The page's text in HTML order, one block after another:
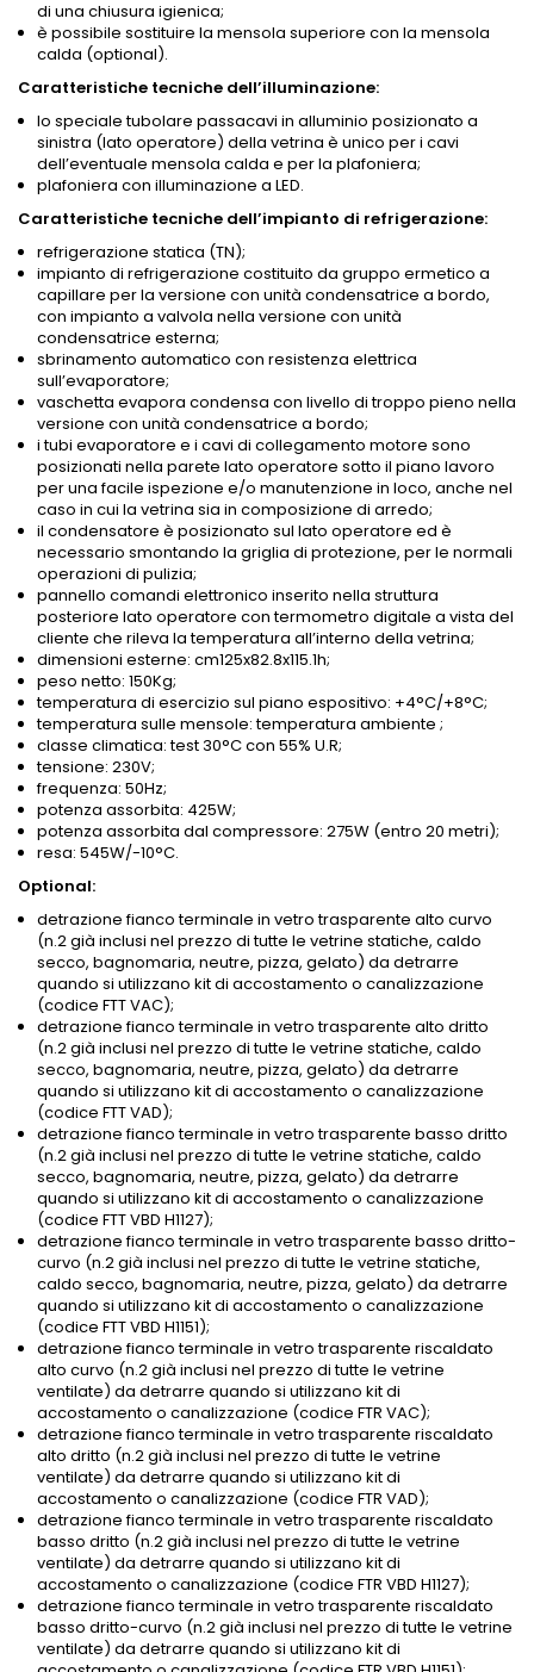
di una chiusura igienica;
è possibile sostituire la mensola superiore con la mensola
calda (optional).
Caratteristiche tecniche dell’illuminazione:
lo speciale tubolare passacavi in alluminio posizionato a
sinistra (lato operatore) della vetrina è unico per i cavi
dell’eventuale mensola calda e per la plafoniera;
plafoniera con illuminazione a LED.
Caratteristiche tecniche dell’impianto di refrigerazione:
refrigerazione statica (TN);
impianto di refrigerazione costituito da gruppo ermetico a
capillare per la versione con unità condensatrice a bordo,
con impianto a valvola nella versione con unità
condensatrice esterna;
sbrinamento automatico con resistenza elettrica
sull’evaporatore;
vaschetta evapora condensa con livello di troppo pieno nella
versione con unità condensatrice a bordo;
i tubi evaporatore e i cavi di collegamento motore sono
posizionati nella parete lato operatore sotto il piano lavoro
per una facile ispezione e/o manutenzione in loco, anche nel
caso in cui la vetrina sia in composizione di arredo;
il condensatore è posizionato sul lato operatore ed è
necessario smontando la griglia di protezione, per le normali
operazioni di pulizia;
pannello comandi elettronico inserito nella struttura
posteriore lato operatore con termometro digitale a vista del
cliente che rileva la temperatura all’interno della vetrina;
dimensioni esterne: cm125x82.8x115.1h;
peso netto: 150Kg;
temperatura di esercizio sul piano espositivo: +4°C/+8°C;
temperatura sulle mensole: temperatura ambiente ;
classe climatica: test 30°C con 55% U.R;
tensione: 230V;
frequenza: 50Hz;
potenza assorbita: 425W;
potenza assorbita dal compressore: 275W (entro 20 metri);
resa: 545W/-10°C.
Optional:
detrazione fianco terminale in vetro trasparente alto curvo
(n.2 già inclusi nel prezzo di tutte le vetrine statiche, caldo
secco, bagnomaria, neutre, pizza, gelato) da detrarre
quando si utilizzano kit di accostamento o canalizzazione
(codice FTT VAC);
detrazione fianco terminale in vetro trasparente alto dritto
(n.2 già inclusi nel prezzo di tutte le vetrine statiche, caldo
secco, bagnomaria, neutre, pizza, gelato) da detrarre
quando si utilizzano kit di accostamento o canalizzazione
(codice FTT VAD);
detrazione fianco terminale in vetro trasparente basso dritto
(n.2 già inclusi nel prezzo di tutte le vetrine statiche, caldo
secco, bagnomaria, neutre, pizza, gelato) da detrarre
quando si utilizzano kit di accostamento o canalizzazione
(codice FTT VBD H1127);
detrazione fianco terminale in vetro trasparente basso dritto-
curvo (n.2 già inclusi nel prezzo di tutte le vetrine statiche,
caldo secco, bagnomaria, neutre, pizza, gelato) da detrarre
quando si utilizzano kit di accostamento o canalizzazione
(codice FTT VBD H1151);
detrazione fianco terminale in vetro trasparente riscaldato
alto curvo (n.2 già inclusi nel prezzo di tutte le vetrine
ventilate) da detrarre quando si utilizzano kit di
accostamento o canalizzazione (codice FTR VAC);
detrazione fianco terminale in vetro trasparente riscaldato
alto dritto (n.2 già inclusi nel prezzo di tutte le vetrine
ventilate) da detrarre quando si utilizzano kit di
accostamento o canalizzazione (codice FTR VAD);
detrazione fianco terminale in vetro trasparente riscaldato
basso dritto (n.2 già inclusi nel prezzo di tutte le vetrine
ventilate) da detrarre quando si utilizzano kit di
accostamento o canalizzazione (codice FTR VBD H1127);
detrazione fianco terminale in vetro trasparente riscaldato
basso dritto-curvo (n.2 già inclusi nel prezzo di tutte le vetrine
ventilate) da detrarre quando si utilizzano kit di